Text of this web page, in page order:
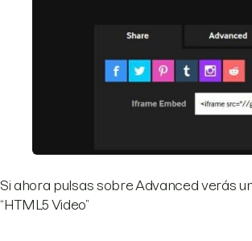
Si ahora pulsas sobre Advanced verás
“HTML5 Video”